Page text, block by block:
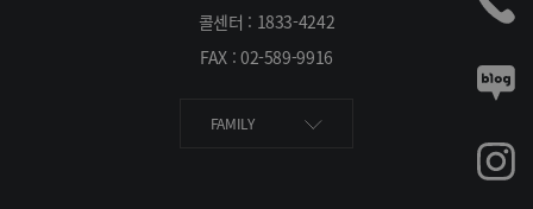
콜센터 : 1833-4242
FAX : 02-589-9916
FAMILY